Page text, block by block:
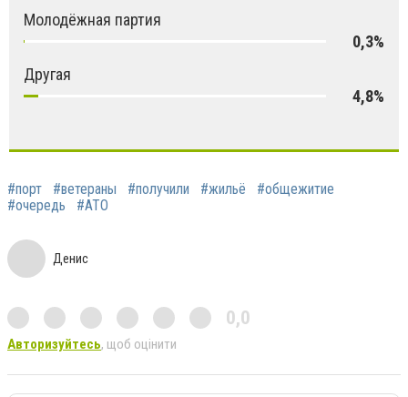
Молодёжная партия
0,3%
Другая
4,8%
#порт #ветераны #получили #жильё
#общежитие
#очередь
#АТО
Денис
0,0
Авторизуйтесь, щоб оцінити